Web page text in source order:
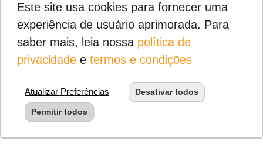
Este site usa cookies para fornecer uma
experiência de usuário aprimorada. Para
saber mais, leia nossa política de
privacidadee termos e condições
Atualizar Preferências Desativar todos
Permitir todos